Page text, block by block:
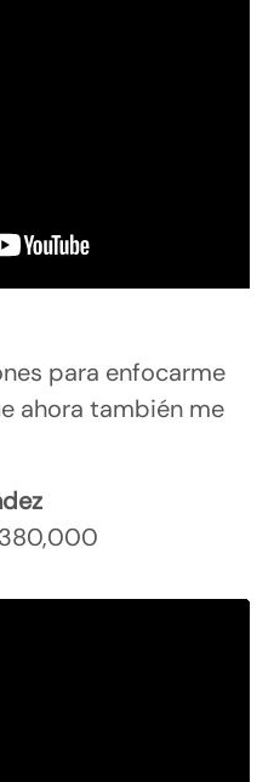
para enfocarme
ahora también me